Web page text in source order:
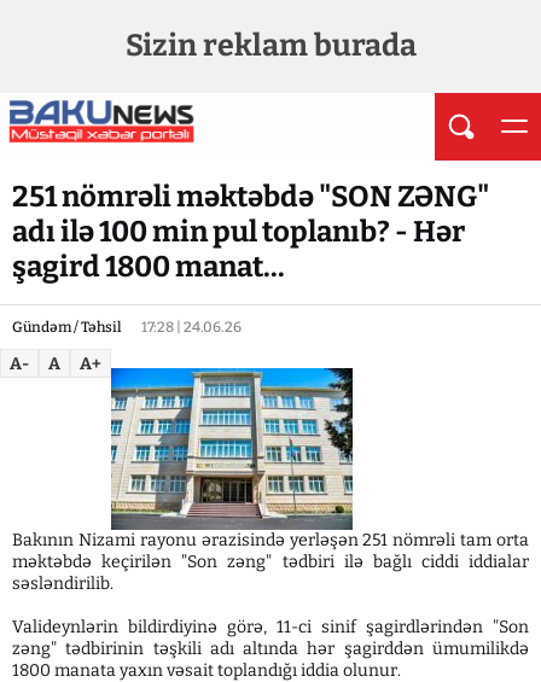
Sizin reklam burada
251 nömrəli məktəbdə "SON ZƏNG"
adı ilə 100 min pul toplanıb? - Hər
şagird 1800 manat...
Gündəm / Təhsil 17:28 | 24.06.26
A- A A+
Bakının Nizami rayonu ərazisində yerləşən 251 nömrəli tam orta
məktəbdə keçirilən "Son zəng" tədbiri ilə bağlı ciddi iddialar
səsləndirilib.
Valideynlərin bildirdiyinə görə, 11-ci sinif şagirdlərindən "Son
zəng" tədbirinin təşkili adı altında hər şagirddən ümumilikdə
1800 manata yaxın vəsait toplandığı iddia olunur.